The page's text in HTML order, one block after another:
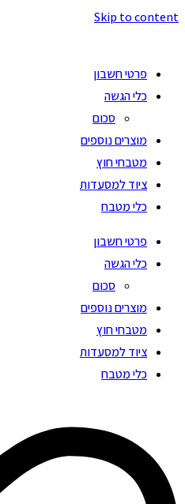
Skip to content
פרטי חשבון
כלי הגשה
סכום
מוצרים נוספים
מטבחי חוץ
ציוד למסעדות
כלי מטבח
פרטי חשבון
כלי הגשה
סכום
מוצרים נוספים
מטבחי חוץ
ציוד למסעדות
כלי מטבח